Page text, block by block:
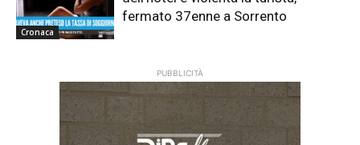
Cronaca
fermato 37enne a Sorrento
PUBBLICITÀ